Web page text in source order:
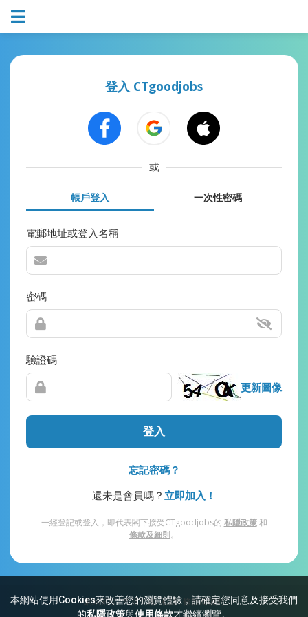
本網站使用Cookies來改善您的瀏覽體驗，請確定您同意及接受我們
的私隱政策與使用條款才繼續瀏覽。
登入 CTgoodjobs
或
帳戶登入 一次性密碼
電郵地址或登入名稱
密碼
驗證碼
更新圖像
登入
忘記密碼？
還未是會員嗎？ 立即加入！
一經登記或登入，即代表閣下接受CTgoodjobs的 私隱政策和
條款及細則。
網站索引 常見問題 私隱 條款及細則